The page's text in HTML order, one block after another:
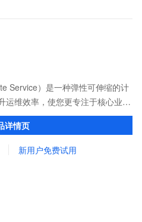
Service）是一种弹性可伸缩的计
运维效率，使您更专注于核心业务
详情页
新用户免费试用